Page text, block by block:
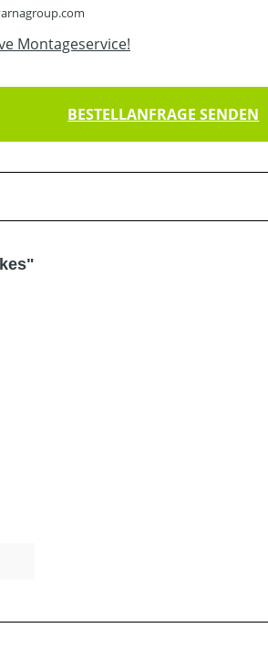
Montageservice!
BESTELLANFRAGE SENDEN